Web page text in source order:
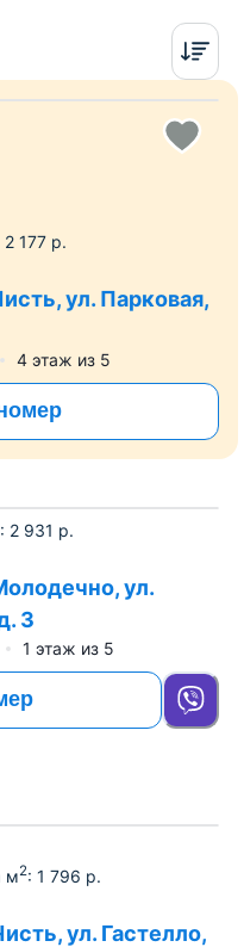
2 177 р.
ул. Парковая,
4 этаж из 5
: 2 931 р.
ул.
3
1 этаж из 5
м2: 1 796 р.
ул. Гастелло,